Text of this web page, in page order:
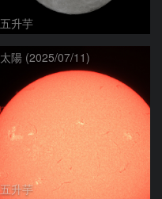
五升芋
太陽 (2025/07/11)
五升芋